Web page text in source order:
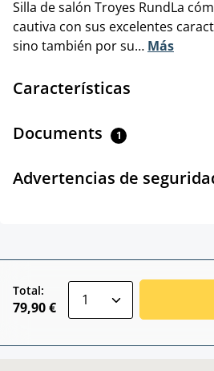
Silla de salón Troyes RundLa
cautiva con sus excelentes
sino también por su… Más
Características
Documents 1
Advertencias de
Total:
79,90 €